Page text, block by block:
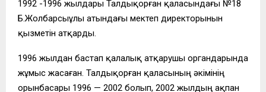
1992 -1996 жылдары Талдықорған қаласындағы №18
Б.Жолбарсыұлы атындағы мектеп директорынын
қызметін атқарды.
1996 жылдан бастап қалалық атқарушы органдарында
жұмыс жасаған. Талдықорған қаласының әкімінің
орынбасары 1996 — 2002 болып, 2002 жылдың ақпан